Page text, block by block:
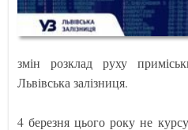
змін розклад руху
Львівська залізниця.
4 березня цього року не